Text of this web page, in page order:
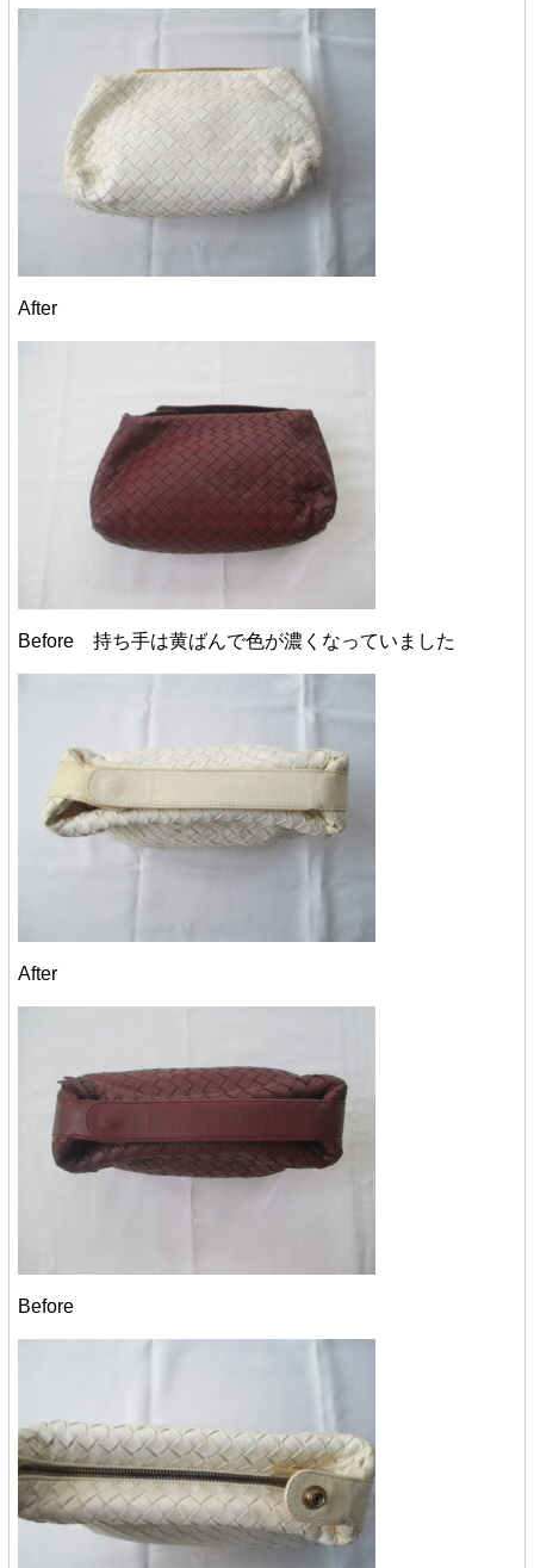
After
Before 持ち手は黄ばんで色が濃くなっていました
After
Before